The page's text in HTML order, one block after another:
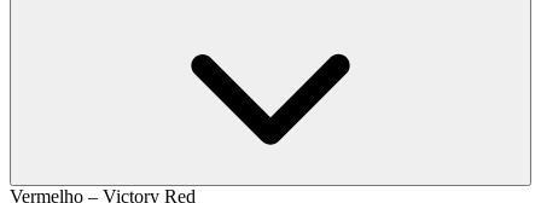
Vermelho – Victory Red